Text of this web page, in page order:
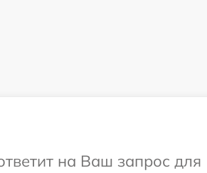
на Ваш запрос для